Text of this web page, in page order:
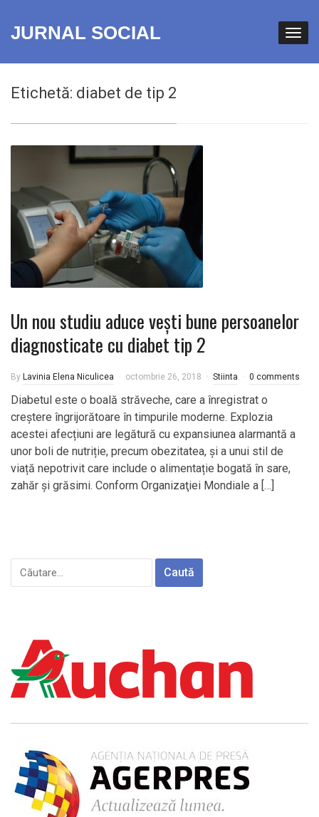
JURNAL SOCIAL
Etichetă: diabet de tip 2
Un nou studiu aduce vești bune persoanelor
diagnosticate cu diabet tip 2
By Lavinia Elena Niculicea octombrie 26, 2018 Stiinta 0 comments
Diabetul este o boală străveche, care a înregistrat o
creștere îngrijorătoare în timpurile moderne. Explozia
acestei afecțiuni are legătură cu expansiunea alarmantă a
unor boli de nutriție, precum obezitatea, și a unui stil de
viață nepotrivit care include o alimentație bogată în sare,
zahăr și grăsimi. Conform Organizaţiei Mondiale a […]
Caută
după: